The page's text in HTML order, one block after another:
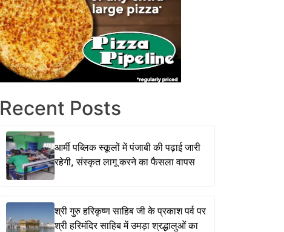
Recent Posts
आर्मी पब्लिक स्कूलों में पंजाबी की पढ़ाई जारी
रहेगी, संस्कृत लागू करने का फैसला वापस
श्री गुरु हरिकृष्ण साहिब जी के प्रकाश पर्व पर
श्री हरिमंदिर साहिब में उमड़ा श्रद्धालुओं का